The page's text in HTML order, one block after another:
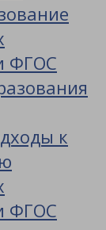
ФГОС
к
ФГОС